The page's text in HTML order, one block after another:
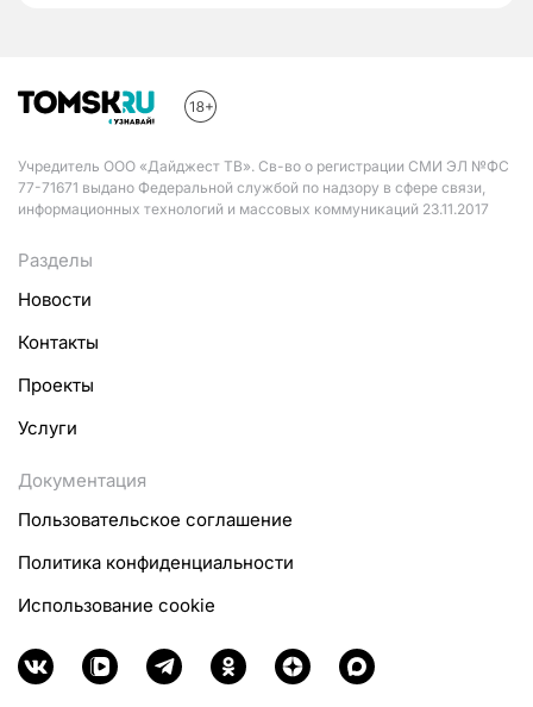
Учредитель ООО «Дайджест ТВ». Св-во о регистрации СМИ ЭЛ №ФС
77-71671 выдано Федеральной службой по надзору в сфере связи,
информационных технологий и массовых коммуникаций 23.11.2017
Разделы
Новости
Контакты
Проекты
Услуги
Документация
Пользовательское соглашение
Политика конфиденциальности
Использование cookie